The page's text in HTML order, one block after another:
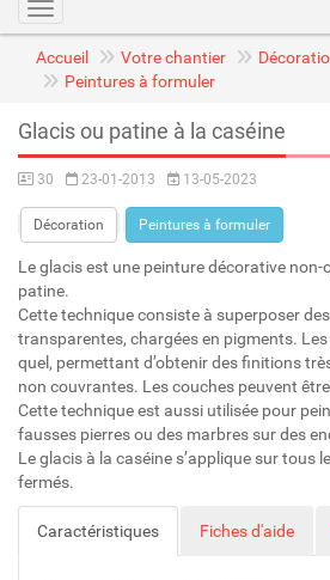
Toggle navigation
Accueil Votre chantier
Peintures à formuler
Glacis ou patine à la caséine
30 23-01-2013 13-05-2023
Décoration Peintures à formuler
Le glacis est une peinture décorative non-
patine.
Cette technique consiste à superposer
transparentes, chargées en pigments.
quel, permettant d’obtenir des finitions
non couvrantes. Les couches peuvent
Cette technique est aussi utilisée pour
fausses pierres ou des marbres sur des
Le glacis à la caséine s’applique sur tous
fermés.
Caractéristiques Fiches d'aide